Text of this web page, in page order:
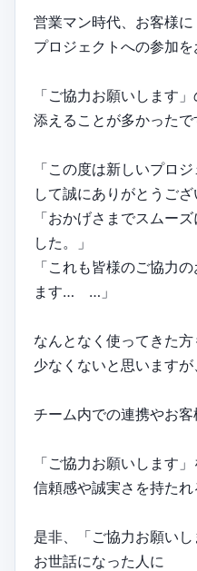
営業マン時代、お客様に
プロジェクトへの参加
「ご協力お願いします
添えることが多かったで
「この度は新しいプロ
して誠にありがとうござ
「おかげさまでスムー
した。」
「これも皆様のご協力
ます… …」
なんとなく使ってきた方
少なくないと思いますが
チーム内での連携やお客
「ご協力お願いします
信頼感や誠実さを持たれ
是非、「ご協力お願い
お世話になった人に